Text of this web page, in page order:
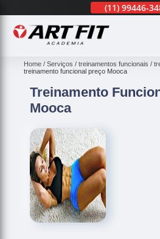
(11) 99446-
Home Serviços treinamentos funcionais
treinamento funcional preço Mooca
Treinamento
Mooca